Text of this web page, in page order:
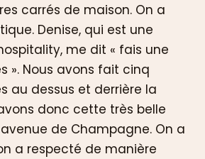
carrés de maison. On a
Denise, qui est une
me dit « fais une
». Nous avons fait cinq
au dessus et derrière la
donc cette très belle
de Champagne. On a
a respecté de manière